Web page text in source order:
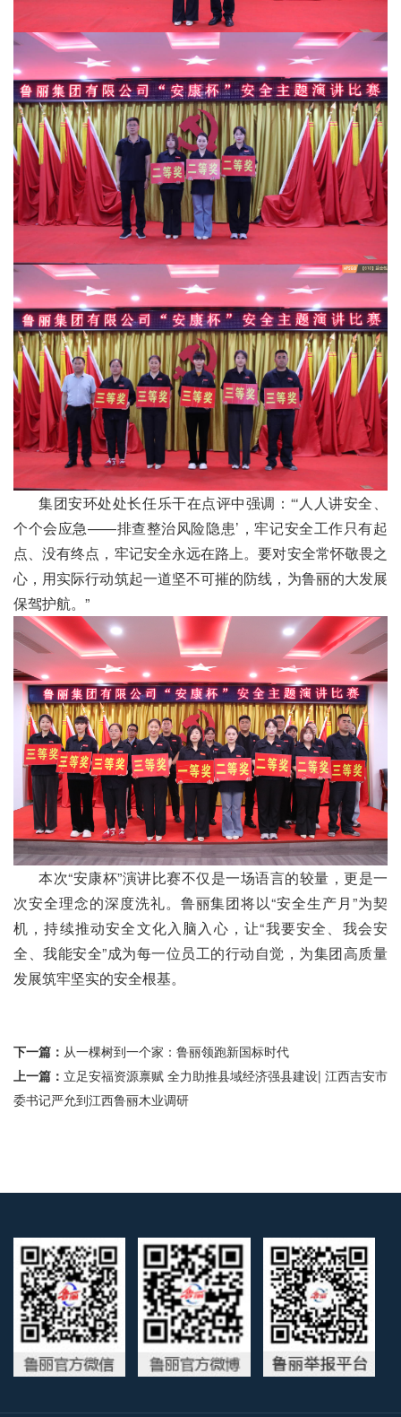
集团安环处处长任乐干在点评中强调：“‘人人讲安全、
个个会应急——排查整治风险隐患’，牢记安全工作只有起
点、没有终点，牢记安全永远在路上。要对安全常怀敬畏之
心，用实际行动筑起一道坚不可摧的防线，为鲁丽的大发展
保驾护航。”
本次“安康杯”演讲比赛不仅是一场语言的较量，更是一
次安全理念的深度洗礼。鲁丽集团将以“安全生产月”为契
机，持续推动安全文化入脑入心，让“我要安全、我会安
全、我能安全”成为每一位员工的行动自觉，为集团高质量
发展筑牢坚实的安全根基。
下一篇： 从一棵树到一个家：鲁丽领跑新国标时代
上一篇： 立足安福资源禀赋 全力助推县域经济强县建设| 江西吉安市
委书记严允到江西鲁丽木业调研